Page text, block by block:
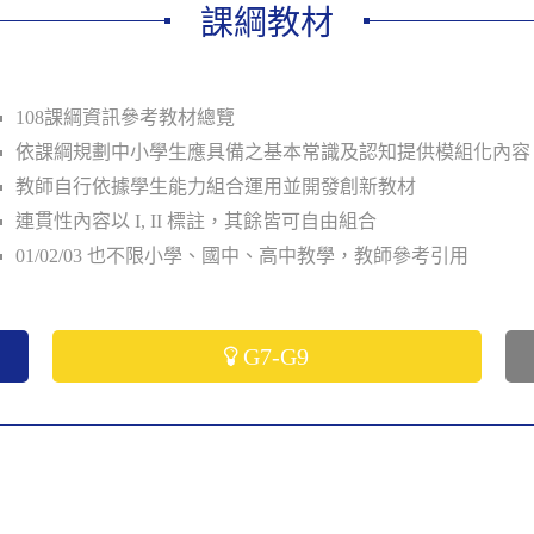
課綱教材
108課綱資訊參考教材總覽
依課綱規劃中小學生應具備之基本常識及認知提供模組化內容
教師自行依據學生能力組合運用並開發創新教材
連貫性內容以 I, II 標註，其餘皆可自由組合
01/02/03 也不限小學、國中、高中教學，教師參考引用
G7-G9